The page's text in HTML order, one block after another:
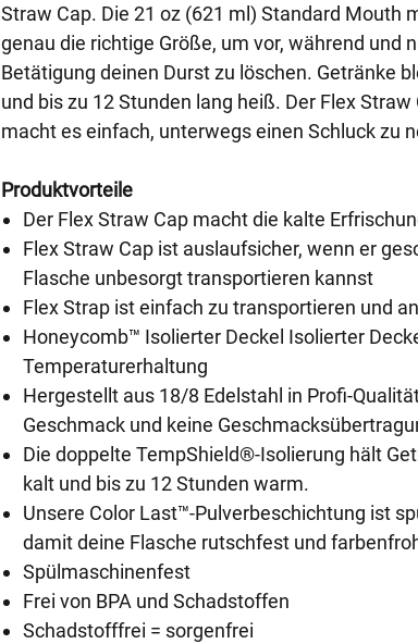
Straw Cap. Die 21 oz (621 ml) Standard Mouth
genau die richtige Größe, um vor, während und
Betätigung deinen Durst zu löschen. Getränke
und bis zu 12 Stunden lang heiß. Der Flex
macht es einfach, unterwegs einen Schluck zu
Produktvorteile
Der Flex Straw Cap macht die kalte
Flex Straw Cap ist auslaufsicher, wenn er
Flasche unbesorgt transportieren kannst
Flex Strap ist einfach zu transportieren und
Honeycomb™️ Isolierter Deckel Isolierter
Temperaturerhaltung
Hergestellt aus 18/8 Edelstahl in Profi-
Geschmack und keine
Die doppelte TempShield®️-Isolierung hält
kalt und bis zu 12 Stunden warm.
Unsere Color Last™-Pulverbeschichtung ist
damit deine Flasche rutschfest und
Spülmaschinenfest
Frei von BPA und Schadstoffen
Schadstofffrei = sorgenfrei